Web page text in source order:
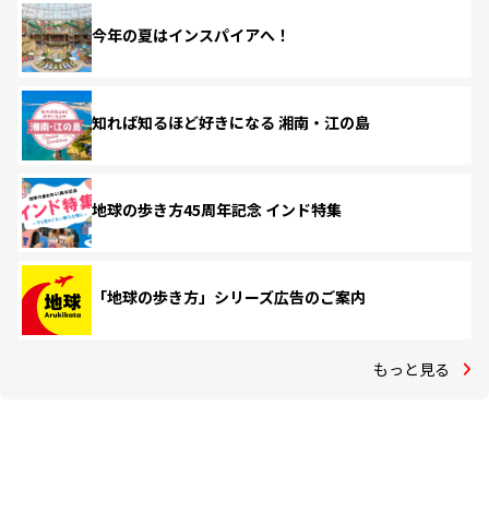
今年の夏はインスパイアへ！
知れば知るほど好きになる 湘南・江の島
地球の歩き方45周年記念 インド特集
「地球の歩き方」シリーズ広告のご案内
もっと見る